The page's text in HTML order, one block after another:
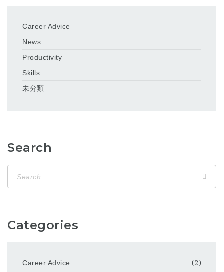
Career Advice
News
Productivity
Skills
未分類
Search
Categories
Career Advice
(2)